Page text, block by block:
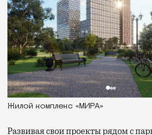
Жилой комплекс «МИРА»
Развиваясвои проекты рядом с